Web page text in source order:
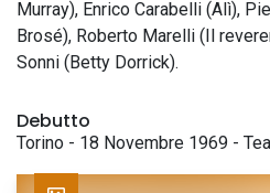
Murray), Enrico Carabelli (Alì),
Brosé), Roberto Marelli (Il
Sonni (Betty Dorrick).
Debutto
Torino - 18 Novembre 1969 -